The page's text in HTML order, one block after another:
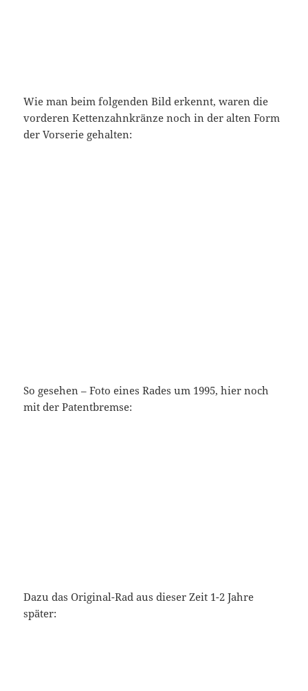
Noch zwei originale Bilder um 1900: